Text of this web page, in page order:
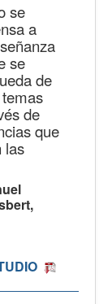
se
a
se
de
de
que
las